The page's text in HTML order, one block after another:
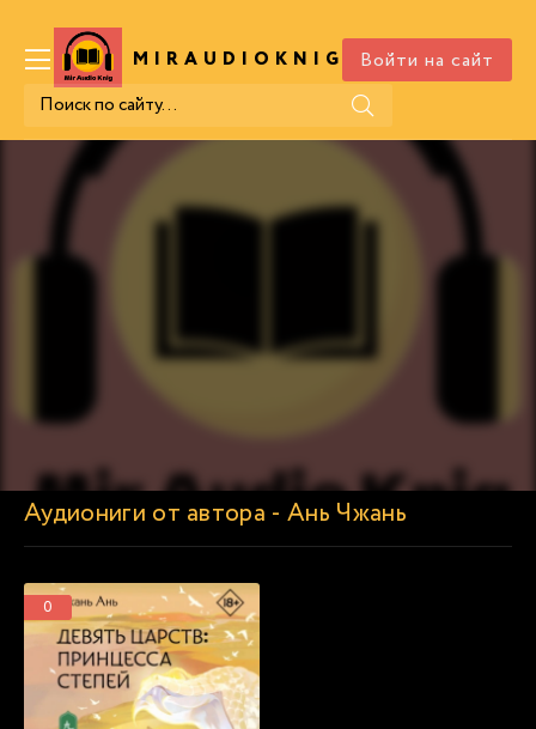
MIRAUDIOKNIG .COM
Войти на сайт
Аудиониги от автора - Ань Чжань
0